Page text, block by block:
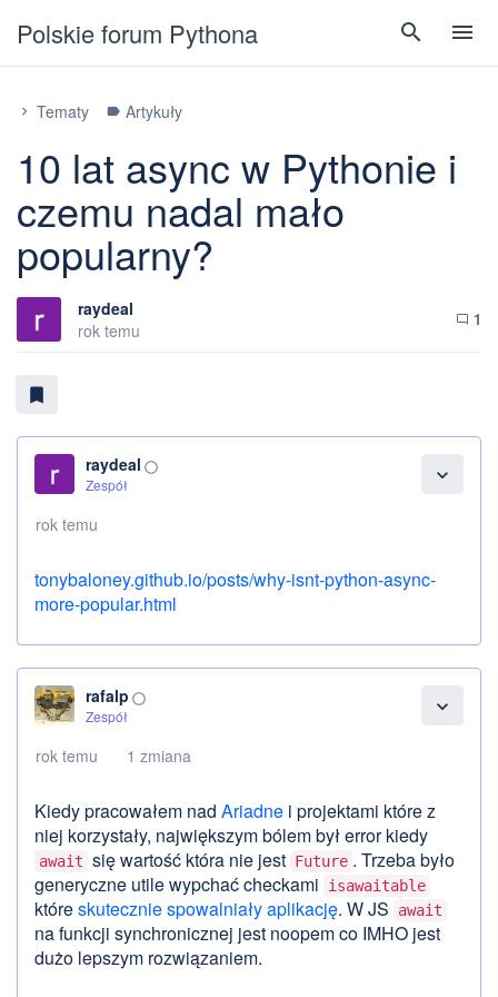
Polskie forum Pythona search menu
chevron_right Tematy label Artykuły
10 lat async w Pythonie i
czemu nadal mało
popularny?
raydeal
rok temu
chat_bubble_outline 1
bookmark
expand_more
raydeal panorama_fish_eye
Zespół
rok temu
tonybaloney.github.io/posts/why-isnt-python-async-
more-popular.html
expand_more
rafalp panorama_fish_eye
Zespół
rok temu 1 zmiana
Kiedy pracowałem nad Ariadne i projektami które z
niej korzystały, największym bólem był error kiedy
await się wartość która nie jest Future . Trzeba było
generyczne utile wypchać checkami
isawaitable
któreskutecznie spowalniały aplikację. W JS await
na funkcji synchronicznej jest noopem co IMHO jest
dużo lepszym rozwiązaniem.